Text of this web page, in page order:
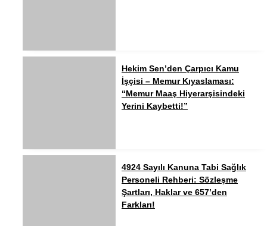
Hekim Sen’den Çarpıcı Kamu
İşçisi – Memur Kıyaslaması:
“Memur Maaş Hiyerarşisindeki
Yerini Kaybetti!”
4924 Sayılı Kanuna Tabi Sağlık
Personeli Rehberi: Sözleşme
Şartları, Haklar ve 657’den
Farkları!